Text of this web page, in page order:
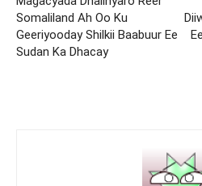
Somaliland Ah Oo Ku
Geeriyooday Shilkii Baabuur Ee
Sudan Ka Dhacay